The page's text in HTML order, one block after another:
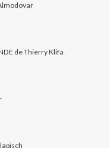
de Thierry Klifa